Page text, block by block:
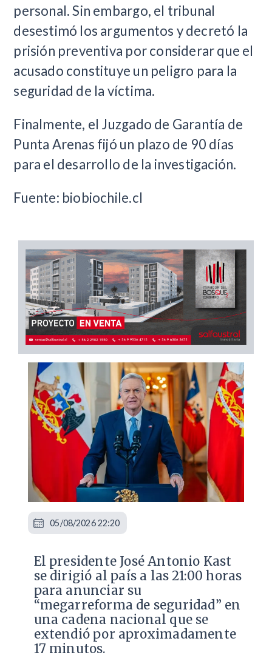
personal. Sin embargo, el tribunal
desestimó los argumentos y decretó la
prisión preventiva por considerar que el
acusado constituye un peligro para la
seguridad de la víctima.
Finalmente, el Juzgado de Garantía de
Punta Arenas fijó un plazo de 90 días
para el desarrollo de la investigación.
Fuente: biobiochile.cl
El presidente José Antonio Kast
se dirigió al país a las 21:00 horas
para anunciar su
“megarreforma de seguridad” en
una cadena nacional que se
extendió por aproximadamente
17 minutos.
05/08/2026 22:20